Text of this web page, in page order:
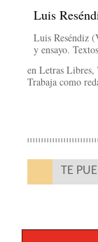
Luis
Luis Reséndiz
y ensayo.
en Letras
Trabaja como
TE